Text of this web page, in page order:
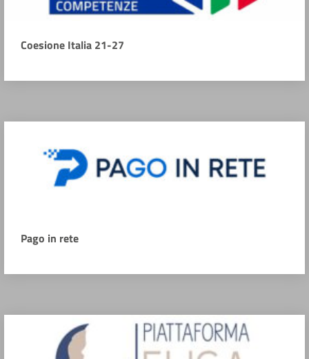
Coesione Italia 21-27
Pago in rete